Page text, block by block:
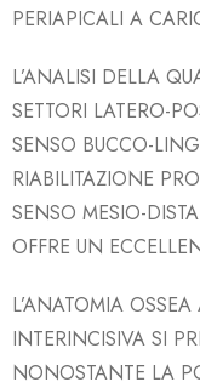
PERIAPICALI A
L’ANALISI DELLA
SETTORI LATERO-
SENSO BUCCO-
RIABILITAZIONE
SENSO MESIO-
OFFRE UN
L’ANATOMIA OSSEA
INTERINCISIVA SI
NONOSTANTE LA